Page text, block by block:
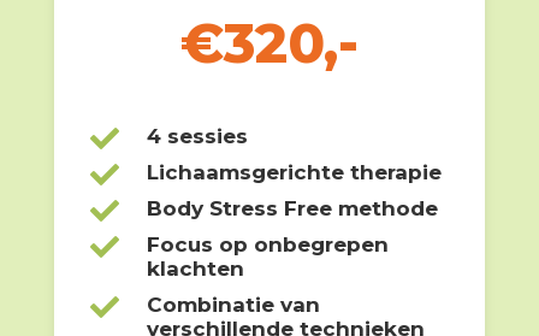
€320,-
 4 sessies
 Lichaamsgerichte therapie
 Body Stress Free methode

Focus op onbegrepen
klachten

Combinatie van
verschillende technieken